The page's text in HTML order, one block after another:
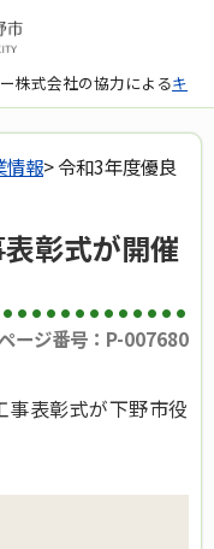
株式会社の協力によるキ
情報> 令和3年度優良
彰式が開催
ージ番号：P-007680
表彰式が下野市役